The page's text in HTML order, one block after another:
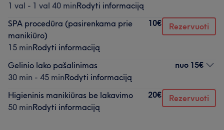
1 val - 1 val 40 minRodyti informaciją
SPA procedūra (pasirenkama prie
manikiūro)
15 minRodyti informaciją
10€ Rezervuoti
Gelinio lako pašalinimas
30 min - 45 minRodyti informaciją
nuo 15€
Higieninis manikiūras be lakavimo
50 minRodyti informaciją
20€ Rezervuoti